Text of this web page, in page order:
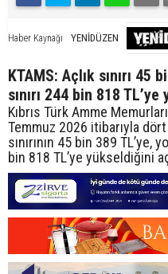
Haber Kaynağı YENİDÜZEN
KTAMS: Açlık sınırı 45
sınırı 244 bin 818
Kıbrıs Türk Amme
Temmuz 2026 itibarıyla
sınırının 45 bin 389 TL’ye,
bin 818 TL’ye yükseldiğini